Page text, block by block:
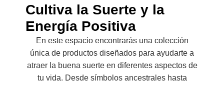
Cultiva la Suerte y la
Energía Positiva
En este espacio encontrarás una colección
única de productos diseñados para ayudarte a
atraer la buena suerte en diferentes aspectos de
tu vida. Desde símbolos ancestrales hasta